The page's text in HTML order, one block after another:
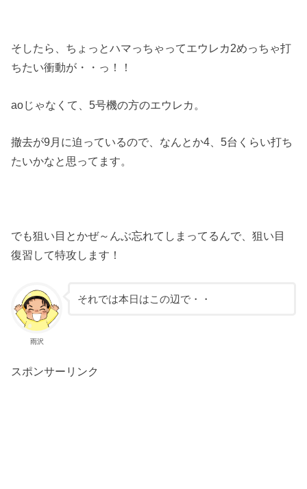
そしたら、ちょっとハマっちゃってエウレカ2めっちゃ打
ちたい衝動が・・っ！！
aoじゃなくて、5号機の方のエウレカ。
撤去が9月に迫っているので、なんとか4、5台くらい打ち
たいかなと思ってます。
でも狙い目とかぜ～んぶ忘れてしまってるんで、狙い目
復習して特攻します！
雨沢
それでは本日はこの辺で・・
スポンサーリンク